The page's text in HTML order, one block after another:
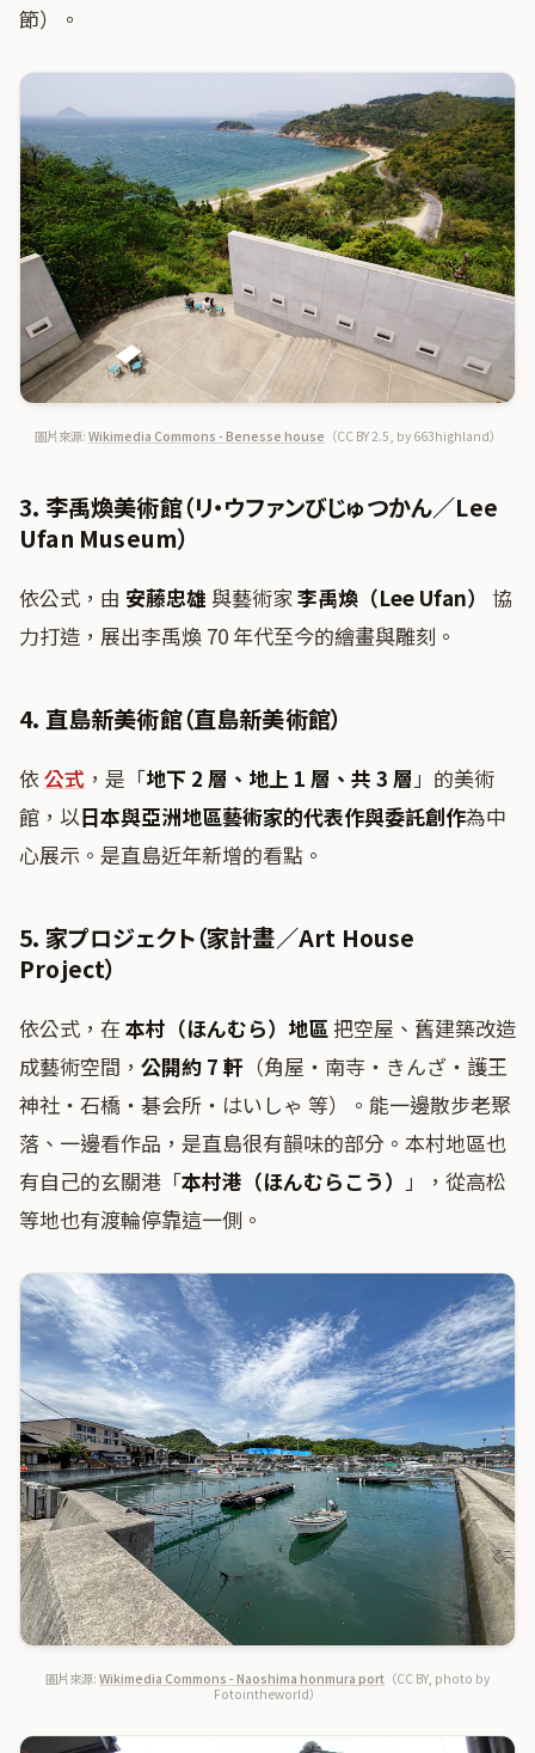
節）。
圖片來源: Wikimedia Commons - Benesse house （CC BY 2.5, by 663highland）
3. 李禹煥美術館（リ・ウファンびじゅつかん／Lee
Ufan Museum）
依公式，由 安藤忠雄 與藝術家 李禹煥（Lee Ufan） 協
力打造，展出李禹煥 70 年代至今的繪畫與雕刻。
4. 直島新美術館（直島新美術館）
依公式 ，是「地下 2 層、地上 1 層、共 3 層」的美術
館，以日本與亞洲地區藝術家的代表作與委託創作為中
心展示。是直島近年新增的看點。
5. 家プロジェクト（家計畫／Art House
Project）
依公式，在 本村（ほんむら）地區把空屋、舊建築改造
成藝術空間， 公開約 7 軒 （角屋・南寺・きんざ・護王
神社・石橋・碁会所・はいしゃ 等）。能一邊散步老聚
落、一邊看作品，是直島很有韻味的部分。本村地區也
有自己的玄關港「本村港（ほんむらこう） 」，從高松
等地也有渡輪停靠這一側。
圖片來源: Wikimedia Commons - Naoshima honmura port （CC BY, photo by
Fotointheworld）